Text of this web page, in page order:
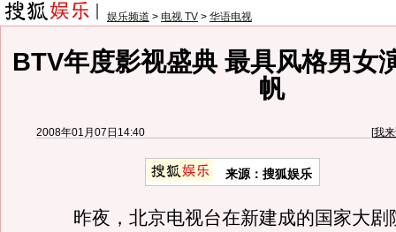
娱乐频道 > 电视 TV > 华语电视
BTV年度影视盛典 最具风格男女
帆
2008年01月07日14:40 [我
来源：搜狐娱乐
昨夜，北京电视台在新建成的国家大剧